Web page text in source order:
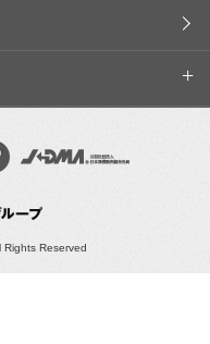
Rights Reserved